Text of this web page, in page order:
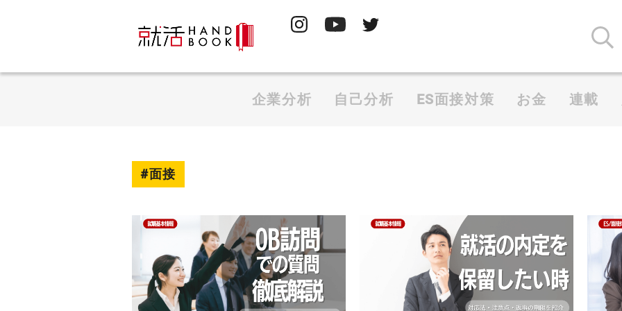
企業分析 自己分析 ES面接対策 お金 連載
#面接